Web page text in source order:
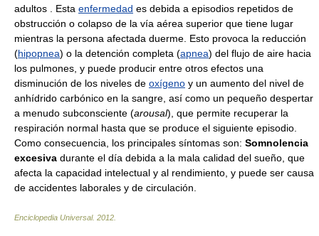
adultos . Esta enfermedad es debida a episodios repetidos de
obstrucción o colapso de la vía aérea superior que tiene lugar
mientras la persona afectada duerme. Esto provoca la reducción
(hipopnea) o la detención completa (apnea) del flujo de aire hacia
los pulmones, y puede producir entre otros efectos una
disminución de los niveles de oxígeno y un aumento del nivel de
anhídrido carbónico en la sangre, así como un pequeño despertar
a menudo subconsciente (arousal), que permite recuperar la
respiración normal hasta que se produce el siguiente episodio.
Como consecuencia, los principales síntomas son: Somnolencia
excesiva durante el día debida a la mala calidad del sueño, que
afecta la capacidad intelectual y al rendimiento, y puede ser causa
de accidentes laborales y de circulación.
Enciclopedia Universal. 2012